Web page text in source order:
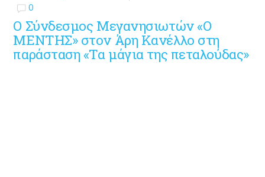
0
Ο Σύνδεσμος Μεγανησιωτών «Ο
ΜΕΝΤΗΣ» στον Άρη Κανέλλο στη
παράσταση «Τα μάγια της πεταλούδας»